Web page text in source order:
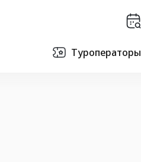
Туроператоры